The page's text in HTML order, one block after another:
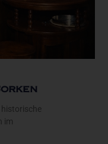
historische
im